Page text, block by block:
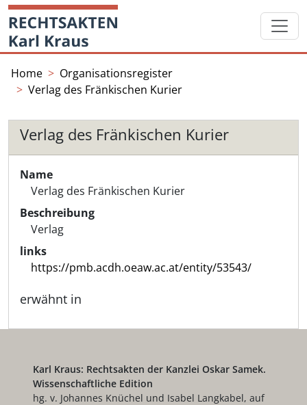
Skip
content
Startseite
Home
Organisationsregister
Verlag des Fränkischen Kurier
Verlag des Fränkischen Kurier
Name
Verlag des Fränkischen Kurier
Beschreibung
Verlag
links
https://pmb.acdh.oeaw.ac.at/entity/53543/
erwähnt in
Karl Kraus: Rechtsakten der Kanzlei Oskar Samek.
Wissenschaftliche Edition
hg. v. Johannes Knüchel und Isabel Langkabel, auf